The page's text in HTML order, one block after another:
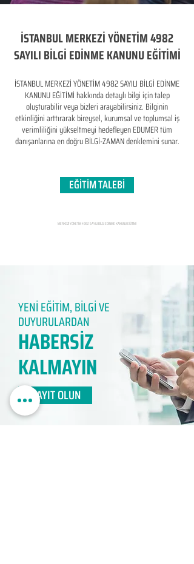
İSTANBUL MERKEZİ YÖNETİM 4982
SAYILI BİLGİ EDİNME KANUNU EĞİTİMİ
İSTANBUL MERKEZİ YÖNETİM 4982 SAYILI BİLGİ EDİNME
KANUNU EĞİTİMİ hakkında detaylı bilgi için talep
oluşturabilir veya bizleri arayabilirsiniz. Bilginin
etkinliğini arttırarak bireysel, kurumsal ve toplumsal iş
verimliliğini yükseltmeyi hedefleyen​ EDUMER tüm
danışanlarına en doğru BİLGİ-ZAMAN denklemini sunar.
EĞİTİM TALEBİ
MERKEZİ YÖNETİM 4982 SAYILI BİLGİ EDİNME KANUNU EĞİTİMİ
YENİ EĞİTİM, BİLGİ VE
DUYURULARDAN
HABERSİZ
KALMAYIN​
KAYIT OLUN